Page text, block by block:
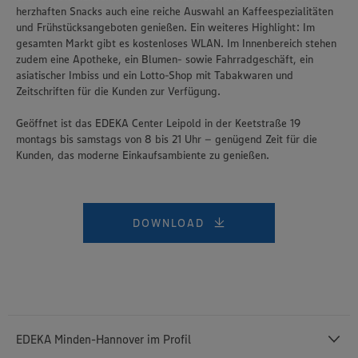
herzhaften Snacks auch eine reiche Auswahl an Kaffeespezialitäten
und Frühstücksangeboten genießen. Ein weiteres Highlight: Im
gesamten Markt gibt es kostenloses WLAN. Im Innenbereich stehen
zudem eine Apotheke, ein Blumen- sowie Fahrradgeschäft, ein
asiatischer Imbiss und ein Lotto-Shop mit Tabakwaren und
Zeitschriften für die Kunden zur Verfügung.
Geöffnet ist das EDEKA Center Leipold in der Keetstraße 19
montags bis samstags von 8 bis 21 Uhr – genügend Zeit für die
Kunden, das moderne Einkaufsambiente zu genießen.
DOWNLOAD
EDEKA Minden-Hannover im Profil